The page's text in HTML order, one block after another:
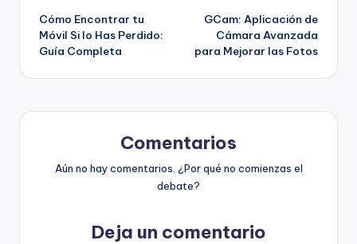
de
entradas
Cómo Encontrar tu
Móvil Si lo Has Perdido:
Guía Completa
GCam: Aplicación de
Cámara Avanzada
para Mejorar las Fotos
Comentarios
Aún no hay comentarios. ¿Por qué no comienzas el
debate?
Deja un comentario